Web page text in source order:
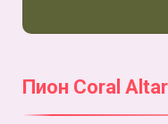
Пион Coral